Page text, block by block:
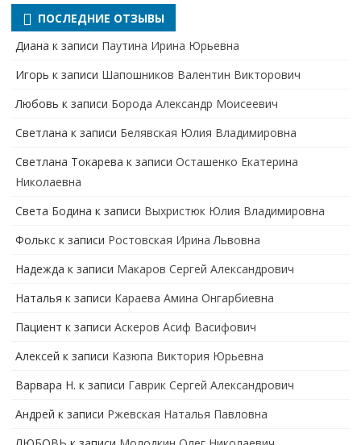
ПОСЛЕДНИЕ ОТЗЫВЫ
Диана к записи Паутина Ирина Юрьевна
Игорь к записи Шапошников Валентин Викторович
Любовь к записи Борода Александр Моисеевич
Светлана к записи Белявская Юлия Владимировна
Cветлана Токарева к записи Осташенко Екатерина
Николаевна
Света Бодина к записи Выхристюк Юлия Владимировна
Фолькс к записи Ростовская Ирина Львовна
Надежда к записи Макаров Сергей Александрович
Наталья к записи Караева Амина Онгарбиевна
Пациент к записи Аскеров Асиф Васифович
Алексей к записи Казюпа Виктория Юрьевна
Варвара Н. к записи Гаврик Сергей Александрович
Андрей к записи Ржевская Наталья Павловна